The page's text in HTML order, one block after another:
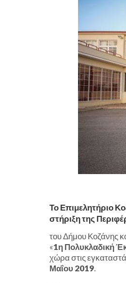
Το Επιμελητήριο
στήριξη της
του Δήμου Κοζάνης
«1η Πολυκλαδική
χώρα στις
Μαΐου 2019.